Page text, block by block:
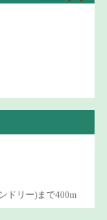
ドリー)まで400m